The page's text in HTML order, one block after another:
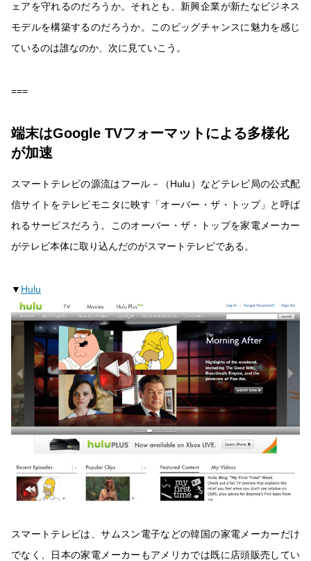
ェアを守れるのだろうか。それとも、新興企業が新たなビジネス
モデルを構築するのだろうか。このビッグチャンスに魅力を感じ
ているのは誰なのか、次に見ていこう。
===
端末はGoogle TVフォーマットによる多様化
が加速
スマートテレビの源流はフール－（Hulu）などテレビ局の公式配
信サイトをテレビモニタに映す「オーバー・ザ・トップ」と呼ば
れるサービスだろう。このオーバー・ザ・トップを家電メーカー
がテレビ本体に取り込んだのがスマートテレビである。
▼ Hulu
スマートテレビは、サムスン電子などの韓国の家電メーカーだけ
でなく、日本の家電メーカーもアメリカでは既に店頭販売してい